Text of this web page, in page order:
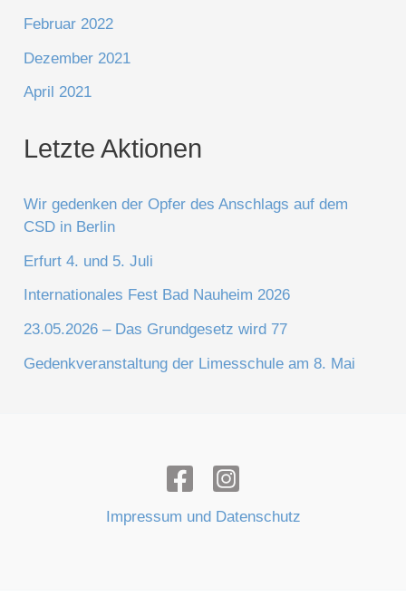
Februar 2022
Dezember 2021
April 2021
Letzte Aktionen
Wir gedenken der Opfer des Anschlags auf dem
CSD in Berlin
Erfurt 4. und 5. Juli
Internationales Fest Bad Nauheim 2026
23.05.2026 – Das Grundgesetz wird 77
Gedenkveranstaltung der Limesschule am 8. Mai
Impressum und Datenschutz